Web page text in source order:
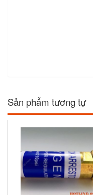
Sản phẩm tương tự